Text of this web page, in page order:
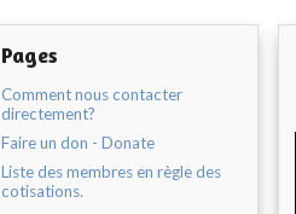
Pages
Comment nous contacter
directement?
Faire un don - Donate
Liste des membres en règle des
cotisations.